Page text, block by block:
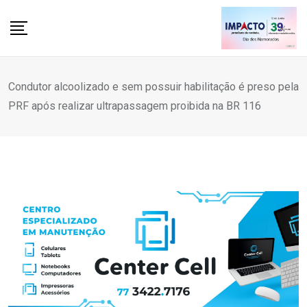
Condutor alcoolizado e sem possuir habilitação é preso pela
PRF após realizar ultrapassagem proibida na BR 116